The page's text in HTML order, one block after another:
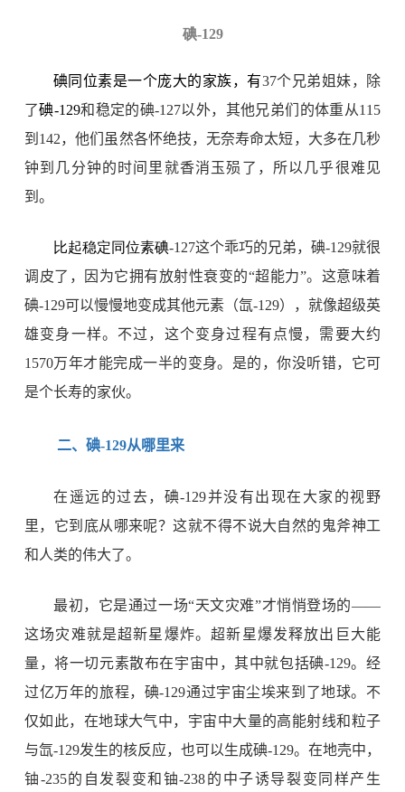
碘-129
碘同位素是一个庞大的家族，有37个兄弟姐妹，除
了碘-129和稳定的碘-127以外，其他兄弟们的体重从115
到 142，他们虽然各怀绝技，无奈寿命太短，大多在几秒
钟到几分钟的时间里就香消玉殒了，所以几乎很难见
到。
比起稳定同位素碘-127这个乖巧的兄弟，碘-129就很
调皮了，因为它拥有放射性衰变的“超能力”。这意味着
碘-129可以慢慢地变成其他元素（氙-129），就像超级英
雄变身一样。不过，这个变身过程有点慢，需要大约
1570万年才能完成一半的变身。是的，你没听错，它可
是个长寿的家伙。
二、碘-129从哪里来
在遥远的过去，碘-129并没有出现在大家的视野
里，它到底从哪来呢？这就不得不说大自然的鬼斧神工
和人类的伟大了。
最初，它是通过一场“天文灾难”才悄悄登场的——
这场灾难就是超新星爆炸。超新星爆发释放出巨大能
量，将一切元素散布在宇宙中，其中就包括碘-129。经
过亿万年的旅程，碘-129通过宇宙尘埃来到了地球。不
仅如此，在地球大气中，宇宙中大量的高能射线和粒子
与氙-129发生的核反应，也可以生成碘-129。在地壳中，
铀-235的自发裂变和铀-238的中子诱导裂变同样产生